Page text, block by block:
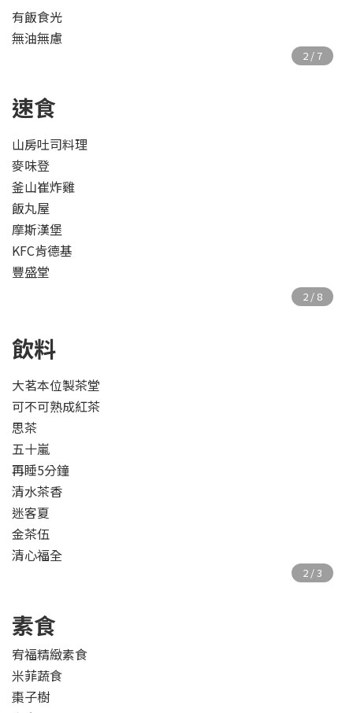
有飯食光
無油無慮
速食
山房吐司料理
麥味登
釜山崔炸雞
飯丸屋
摩斯漢堡
KFC肯德基
豐盛堂
飲料
大茗本位製茶堂
可不可熟成紅茶
思茶
五十嵐
再睡5分鐘
清水茶香
迷客夏
金茶伍
清心福全
素食
宥福精緻素食
米菲蔬食
棗子樹